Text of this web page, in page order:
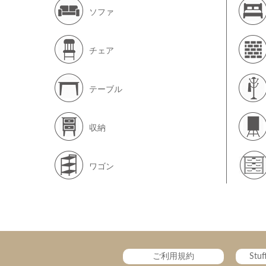
ソファ
チェア
テーブル
収納
ワゴン
ご利用規約